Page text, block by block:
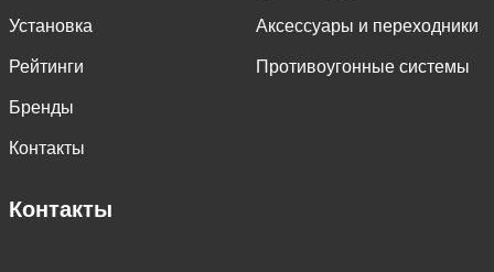
Установка
Рейтинги
Бренды
Контакты
Аксессуары и переходники
Противоугонные системы
Контакты